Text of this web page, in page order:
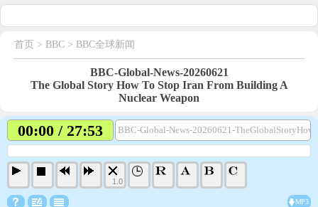
首页 > BBC > BBC全球新闻
BBC-Global-News-20260621
The Global Story How To Stop Iran From Building A
Nuclear Weapon
00:00 / 27:53 BBC-Global-News-20260621-
1.0
MP3